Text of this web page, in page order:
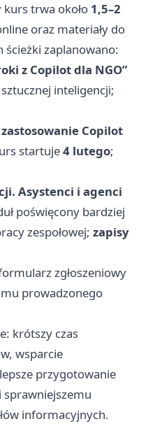
trwa około 1,5–2
oraz materiały do
ścieżki zaplanowano:
z Copilot dla NGO”
inteligencji;
Copilot
startuje4 lutego;
Asystenci i agenci
poświęcony bardziej
zespołowej; zapisy
zgłoszeniowy
prowadzonego
krótszy czas
wsparcie
przygotowanie
informacyjnych.